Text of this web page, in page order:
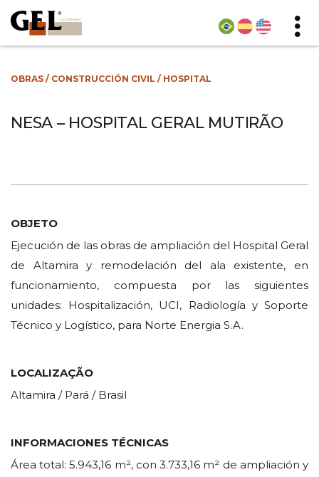
OBRAS / CONSTRUCCIÓN CIVIL / HOSPITAL
NESA – HOSPITAL GERAL MUTIRÃO
OBJETO
Ejecución de las obras de ampliación del Hospital Geral
de Altamira y remodelación del ala existente, en
funcionamiento, compuesta por las siguientes
unidades: Hospitalización, UCI, Radiología y Soporte
Técnico y Logístico, para Norte Energia S.A.
LOCALIZAÇÃO
Altamira / Pará / Brasil
INFORMACIONES TÉCNICAS
Área total: 5.943,16 m², con 3.733,16 m² de ampliación y